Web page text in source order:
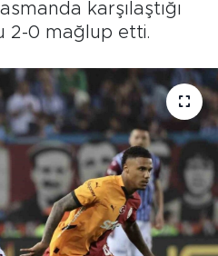
karşılaştığı
2-0 mağlup etti.